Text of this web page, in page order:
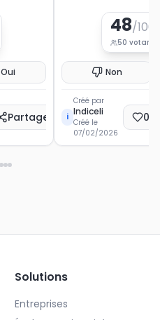
Oui
Partager
48/100
50 votants
Non
i
Créé par
Indiceli
Créé le
07/02/2026
0
Solutions
Entreprises